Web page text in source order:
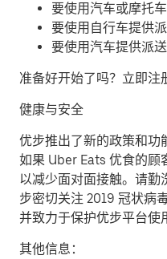
要使用汽车或摩托
要使用自行车提供
要使用汽车提供派
准备好开始了吗？立即注
健康与安全
优步推出了新的政策和功
如果 Uber Eats 优食的顾
以减少面对面接触。请勤
步密切关注 2019 冠状病
并致力于保护优步平台使
其他信息：